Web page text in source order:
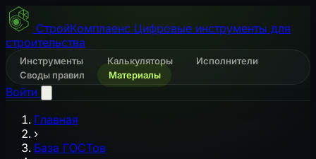
СтройКомплаенс Цифровые инструменты для
строительства
Инструменты Калькуляторы
Исполнители
Своды правил
Материалы
Войти
Главная
›
База ГОСТов